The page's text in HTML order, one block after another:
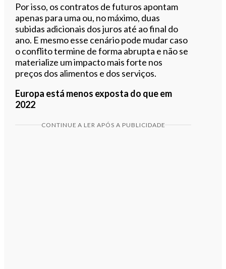
Por isso, os contratos de futuros apontam
apenas para uma ou, no máximo, duas
subidas adicionais dos juros até ao final do
ano. E mesmo esse cenário pode mudar caso
o conflito termine de forma abrupta e não se
materialize um impacto mais forte nos
preços dos alimentos e dos serviços.
Europa está menos exposta do que em
2022
CONTINUE A LER APÓS A PUBLICIDADE